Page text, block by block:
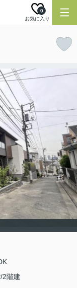
お気に入り
0
2階建